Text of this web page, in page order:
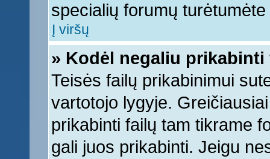
specialių forumų
Į viršų
» Kodėl negaliu prikabinti
Teisės failų prikabinimui
vartotojo lygyje.
prikabinti failų tam tikrame
gali juos prikabinti. Jeigu